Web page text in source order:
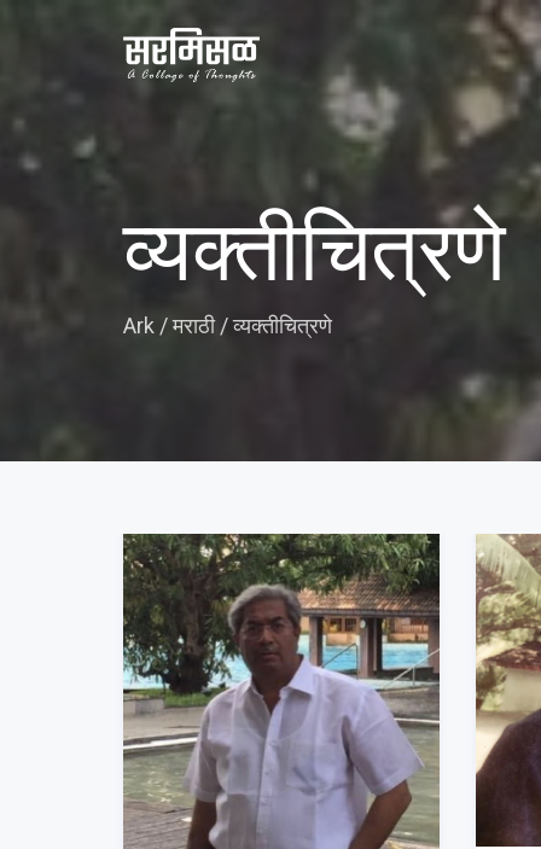
व्यक्तीचित्रणे
Ark /मराठी/व्यक्तीचित्रणे